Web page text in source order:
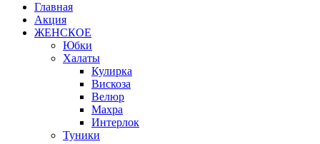
Главная
Акция
ЖЕНСКОЕ
Юбки
Халаты
Кулирка
Вискоза
Велюр
Махра
Интерлок
Туники